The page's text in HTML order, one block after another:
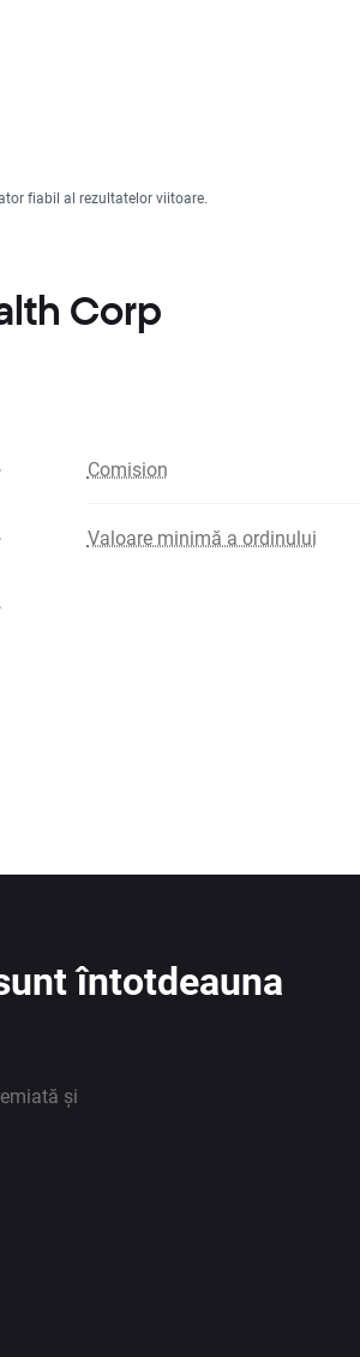
fiabil al rezultatelor viitoare.
Corp
Comision
Valoare minimă a ordinului
întotdeauna
și